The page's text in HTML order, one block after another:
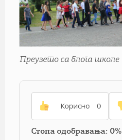
Преузето са блога школе
Корисно 0
Стопа одобравања: 0%